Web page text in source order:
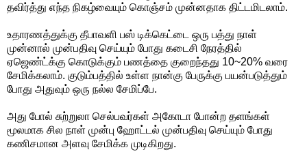
தவிர்த்து எந்த நிகழ்வையும் கொஞ்சம் முன்னதாக திட்டமிடலாம்.
உதாரணத்துக்கு தீபாவளி பஸ் டிக்கெட்டை ஒரு பத்து நாள்
முன்னால் முன்பதிவு செய்யும் போது கடைசி நேரத்தில்
ஏஜெண்ட்க்கு கொடுக்கும் பணத்தை குறைந்தது 10~20% வரை
சேமிக்கலாம். குடும்பத்தில் உள்ள நான்கு பேருக்கு பயன்படுத்தும்
போது அதுவும் ஒரு நல்ல சேமிப்பே.
அது போல் சுற்றுலா செல்பவர்கள் அகோடா போன்ற தளங்கள்
மூலமாக சில நாள் முன்பு ஹோட்டல் முன்பதிவு செய்யும் போது
கணிசமான அளவு சேமிக்க முடிகிறது.